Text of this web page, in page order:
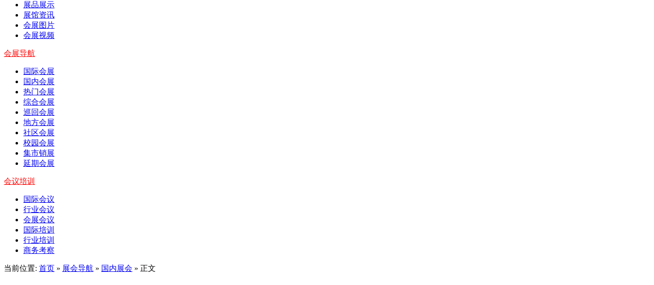
展品展示
展馆资讯
会展图片
会展视频
会展导航
国际会展
国内会展
热门会展
综合会展
巡回会展
地方会展
社区会展
校园会展
集市销展
延期会展
会议培训
国际会议
行业会议
会展会议
国际培训
行业培训
商务考察
当前位置: 首页 » 展会导航 » 国内展会 » 正文